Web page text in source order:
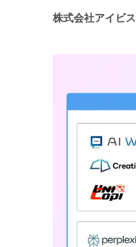
株式会社アイビス